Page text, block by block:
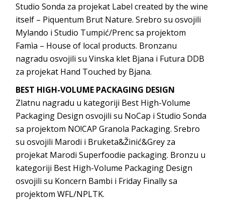
Studio Sonda za projekat Label created by the wine
itself – Piquentum Brut Nature. Srebro su osvojili
Mylando i Studio Tumpić/Prenc sa projektom
Famìa – House of local products. Bronzanu
nagradu osvojili su Vinska klet Bjana i Futura DDB
za projekat Hand Touched by Bjana.
BEST HIGH-VOLUME PACKAGING DESIGN
Zlatnu nagradu u kategoriji Best High-Volume
Packaging Design osvojili su NoCap i Studio Sonda
sa projektom NO!CAP Granola Packaging. Srebro
su osvojili Marodi i Bruketa&Žinić&Grey za
projekat Marodi Superfoodie packaging. Bronzu u
kategoriji Best High-Volume Packaging Design
osvojili su Koncern Bambi i Friday Finally sa
projektom WFL/NPLTK.